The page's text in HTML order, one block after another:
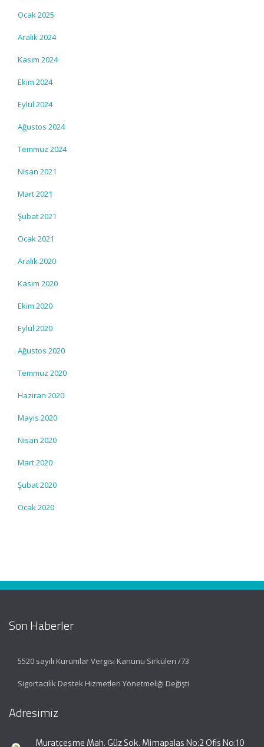
Ocak 2025
Aralık 2024
Kasım 2024
Ekim 2024
Eylül 2024
Ağustos 2024
Temmuz 2024
Nisan 2021
Mart 2021
Şubat 2021
Ocak 2021
Aralık 2020
Kasım 2020
Ekim 2020
Eylül 2020
Ağustos 2020
Temmuz 2020
Haziran 2020
Mayıs 2020
Nisan 2020
Mart 2020
Şubat 2020
Ocak 2020
Son Haberler
5520 sayılı Kurumlar Vergisi Kanunu Sirküleri /73
Sigortacılık Destek Hizmetleri Yönetmeliği Değişti
Adresimiz
Muratçeşme Mah. Güz Sok. Mimapalas No:2 Ofis No:10